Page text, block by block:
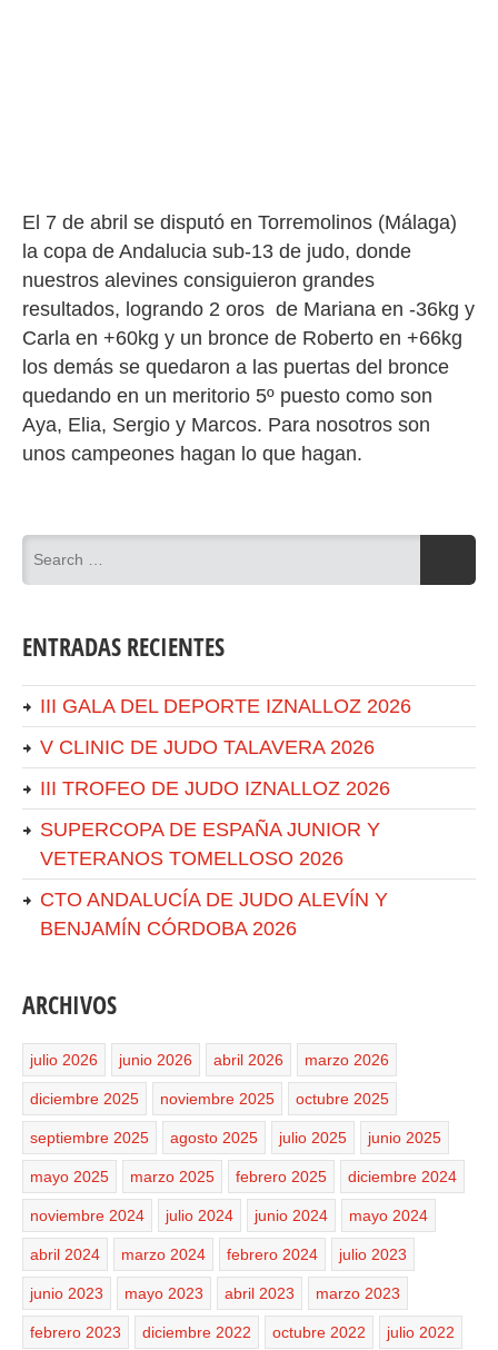
El 7 de abril se disputó en Torremolinos (Málaga)
la copa de Andalucia sub-13 de judo, donde
nuestros alevines consiguieron grandes
resultados, logrando 2 oros de Mariana en -36kg y
Carla en +60kg y un bronce de Roberto en +66kg
los demás se quedaron a las puertas del bronce
quedando en un meritorio 5º puesto como son
Aya, Elia, Sergio y Marcos. Para nosotros son
unos campeones hagan lo que hagan.
ENTRADAS RECIENTES
III GALA DEL DEPORTE IZNALLOZ 2026
V CLINIC DE JUDO TALAVERA 2026
III TROFEO DE JUDO IZNALLOZ 2026
SUPERCOPA DE ESPAÑA JUNIOR Y
VETERANOS TOMELLOSO 2026
CTO ANDALUCÍA DE JUDO ALEVÍN Y
BENJAMÍN CÓRDOBA 2026
ARCHIVOS
julio 2026 junio 2026 abril 2026 marzo 2026
diciembre 2025 noviembre 2025 octubre 2025
septiembre 2025 agosto 2025 julio 2025 junio 2025
mayo 2025 marzo 2025 febrero 2025 diciembre 2024
noviembre 2024 julio 2024 junio 2024 mayo 2024
abril 2024 marzo 2024 febrero 2024 julio 2023
junio 2023 mayo 2023 abril 2023 marzo 2023
febrero 2023 diciembre 2022 octubre 2022 julio 2022